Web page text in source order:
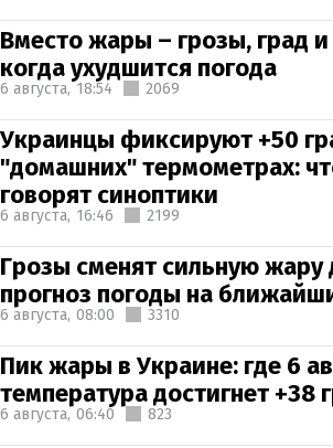
Вместо жары – грозы, град
когда ухудшится погода
6 августа, 18:54 2069
Украинцы фиксируют +50
"домашних" термометрах:
говорят синоптики
6 августа, 16:46 2199
Грозы сменят сильную жару
прогноз погоды на
6 августа, 08:00 3310
Пик жары в Украине: где 6
температура достигнет +38
6 августа, 06:40 823